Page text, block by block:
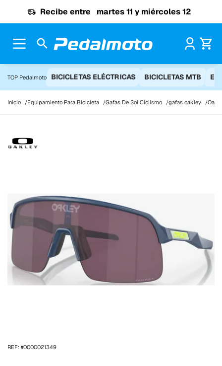
Recibe entre martes 11 y miércoles 12
TOP Pedalmoto BICICLETAS ELÉCTRICAS BICICLETAS MTB
Inicio Equipamiento Para Bicicleta Gafas De Sol Ciclismo gafas oakley
REF: #0000021349